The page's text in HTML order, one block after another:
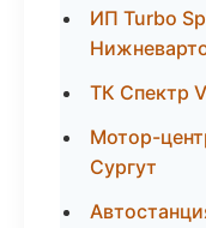
ИП Turbo
ТК Спектр
Мотор-
Сургут